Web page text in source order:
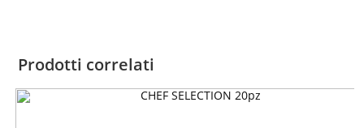
Prodotti correlati